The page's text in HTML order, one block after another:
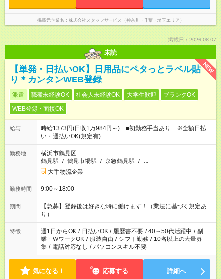
掲載元企業名 株式会社スタッフサービス（神奈川・千葉・埼玉エリア）
掲載日：2026.08.07
未読
NEW
【単発・日払いOK】日用品にペタっとラベル貼
り＊カンタンWEB登録
派遣 職種未経験OK 社会人未経験OK 大学生歓迎
ブランクOK
WEB登録・面接OK
給与
時給1373円(日収1万984円～) ■初勤務手当あり ※全額日払
い・週払いOK(規定有)
勤務地
横浜市鶴見区
鶴見駅 / 鶴見市場駅 / 京急鶴見駅 / …
大手物流企業
勤務時間 9:00～18:00
期間
【急募】登録後は好きな時に働けます！（業法に基づく規定あ
り）
特徴 週1日からOK / 日払いOK / 履歴書不要 / 40～50代活躍中 / 副
業・WワークOK / 服装自由 / シフト勤務 / 10名以上の大量募
集 / 電話対応なし / パソコンスキル不要
気になる！ 応募する 詳細へ